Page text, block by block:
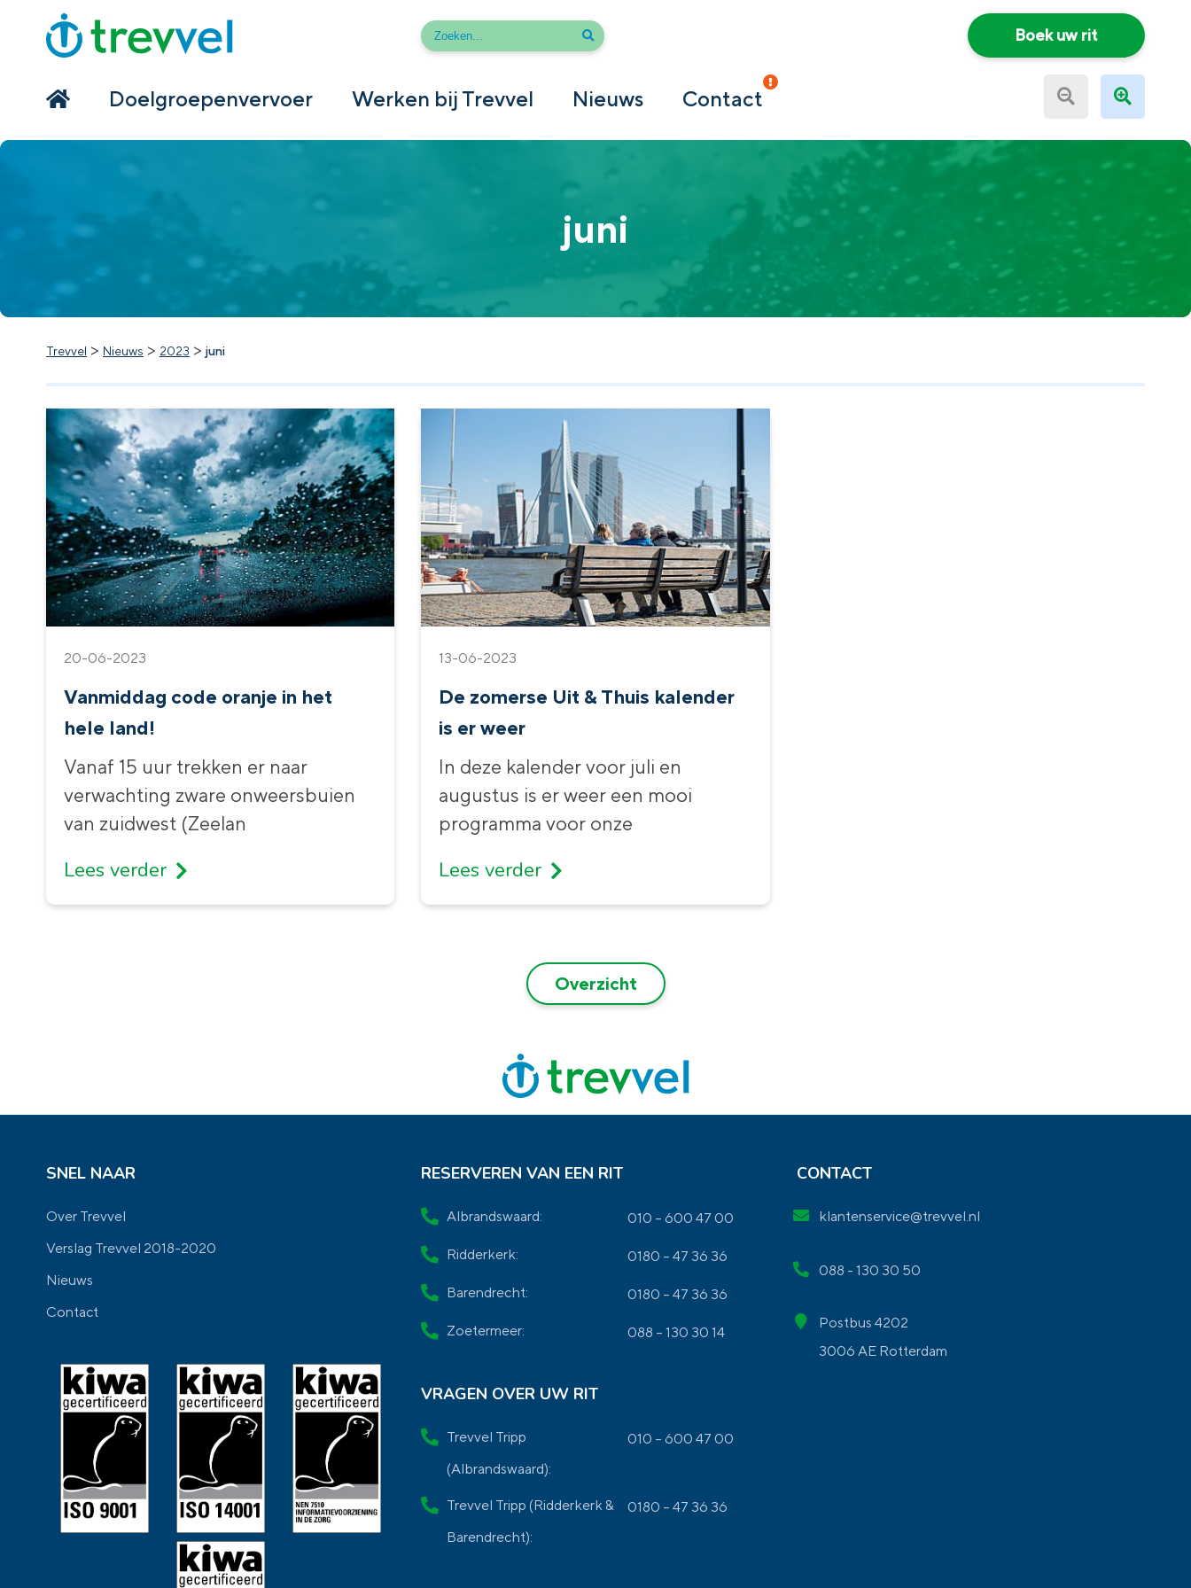
Home
Doelgroepenvervoer
Boek uw rit
Doelgroepenvervoer Werken bij Trevvel Nieuws Contact
juni
Trevvel > Nieuws > 2023 > juni
20-06-2023
Vanmiddag code oranje in het
hele land!
Vanaf 15 uur trekken er naar
verwachting zware onweersbuien
van zuidwest (Zeelan
Lees verder
13-06-2023
De zomerse Uit & Thuis kalender
is er weer
In deze kalender voor juli en
augustus is er weer een mooi
programma voor onze
Lees verder
Overzicht
SNEL NAAR
Over Trevvel
Verslag Trevvel 2018-2020
Nieuws
Contact
RESERVEREN VAN EEN RIT
Albrandswaard: 010 – 600 47 00
Ridderkerk: 0180 – 47 36 36
Barendrecht: 0180 – 47 36 36
Zoetermeer: 088 – 130 30 14
VRAGEN OVER UW RIT
Trevvel Tripp
(Albrandswaard):
010 – 600 47 00
Trevvel Tripp (Ridderkerk &
Barendrecht):
0180 – 47 36 36
CONTACT
klantenservice@trevvel.nl
088 - 130 30 50
Postbus 4202
3006 AE Rotterdam